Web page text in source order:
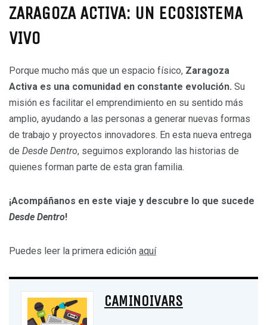
ZARAGOZA ACTIVA: UN ECOSISTEMA
VIVO
Porque mucho más que un espacio físico, Zaragoza
Activa es una comunidad en constante evolución. Su
misión es facilitar el emprendimiento en su sentido más
amplio, ayudando a las personas a generar nuevas formas
de trabajo y proyectos innovadores. En esta nueva entrega
de Desde Dentro, seguimos explorando las historias de
quienes forman parte de esta gran familia.
¡Acompáñanos en este viaje y descubre lo que sucede
Desde Dentro!
Puedes leer la primera edición aquí
CAMINOIVARS